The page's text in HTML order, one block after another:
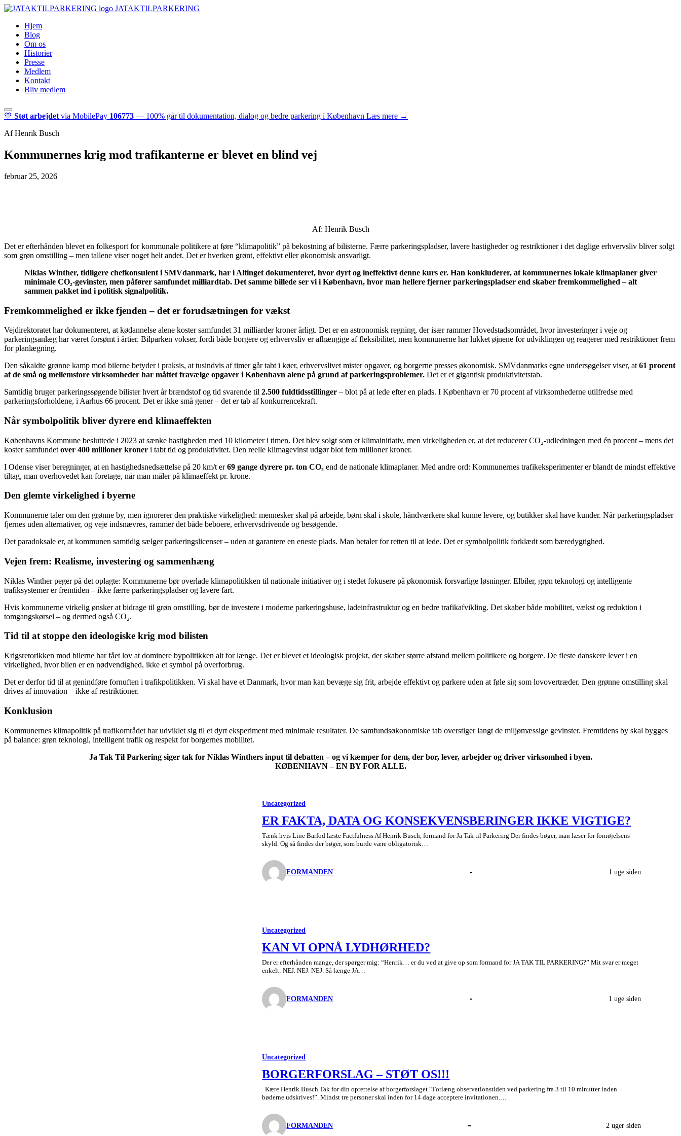
JATAKTILPARKERING
Hjem
Blog
Om os
Historier
Presse
Medlem
Kontakt
Bliv medlem
💙 Støt arbejdet via MobilePay 106773 — 100% går til dokumentation, dialog og bedre parkering i København Læs mere →
Af Henrik Busch
Kommunernes krig mod trafikanterne er blevet en blind vej
februar 25, 2026
Af: Henrik Busch
Det er efterhånden blevet en folkesport for kommunale politikere at føre “klimapolitik” på bekostning af bilisterne. Færre parkeringspladser, lavere hastigheder og restriktioner i det daglige erhvervsliv bliver solgt
som grøn omstilling – men tallene viser noget helt andet. Det er hverken grønt, effektivt eller økonomisk ansvarligt.
Niklas Winther, tidligere chefkonsulent i SMVdanmark, har i Altinget dokumenteret, hvor dyrt og ineffektivt denne kurs er. Han konkluderer, at kommunernes lokale klimaplaner giver
minimale CO₂-gevinster, men påfører samfundet milliardtab. Det samme billede ser vi i København, hvor man hellere fjerner parkeringspladser end skaber fremkommelighed – alt
sammen pakket ind i politisk signalpolitik.
Fremkommelighed er ikke fjenden – det er forudsætningen for vækst
Vejdirektoratet har dokumenteret, at kødannelse alene koster samfundet 31 milliarder kroner årligt. Det er en astronomisk regning, der især rammer Hovedstadsområdet, hvor investeringer i veje og
parkeringsanlæg har været forsømt i årtier. Bilparken vokser, fordi både borgere og erhvervsliv er afhængige af fleksibilitet, men kommunerne har lukket øjnene for udviklingen og reagerer med restriktioner frem
for planlægning.
Den såkaldte grønne kamp mod bilerne betyder i praksis, at tusindvis af timer går tabt i køer, erhvervslivet mister opgaver, og borgerne presses økonomisk. SMVdanmarks egne undersøgelser viser, at 61 procent
af de små og mellemstore virksomheder har måttet fravælge opgaver i København alene på grund af parkeringsproblemer. Det er et gigantisk produktivitetstab.
Samtidig bruger parkeringssøgende bilister hvert år brændstof og tid svarende til 2.500 fuldtidsstillinger – blot på at lede efter en plads. I København er 70 procent af virksomhederne utilfredse med
parkeringsforholdene, i Aarhus 66 procent. Det er ikke små gener – det er tab af konkurrencekraft.
Når symbolpolitik bliver dyrere end klimaeffekten
Københavns Kommune besluttede i 2023 at sænke hastigheden med 10 kilometer i timen. Det blev solgt som et klimainitiativ, men virkeligheden er, at det reducerer CO₂-udledningen med én procent – mens det
koster samfundet over 400 millioner kroner i tabt tid og produktivitet. Den reelle klimagevinst udgør blot fem millioner kroner.
I Odense viser beregninger, at en hastighedsnedsættelse på 20 km/t er69 gange dyrere pr. ton CO₂ end de nationale klimaplaner. Med andre ord: Kommunernes trafikeksperimenter er blandt de mindst effektive
tiltag, man overhovedet kan foretage, når man måler på klimaeffekt pr. krone.
Den glemte virkelighed i byerne
Kommunerne taler om den grønne by, men ignorerer den praktiske virkelighed: mennesker skal på arbejde, børn skal i skole, håndværkere skal kunne levere, og butikker skal have kunder. Når parkeringspladser
fjernes uden alternativer, og veje indsnævres, rammer det både beboere, erhvervsdrivende og besøgende.
Det paradoksale er, at kommunen samtidig sælger parkeringslicenser – uden at garantere en eneste plads. Man betaler for retten til at lede. Det er symbolpolitik forklædt som bæredygtighed.
Vejen frem: Realisme, investering og sammenhæng
Niklas Winther peger på det oplagte: Kommunerne bør overlade klimapolitikken til nationale initiativer og i stedet fokusere på økonomisk forsvarlige løsninger. Elbiler, grøn teknologi og intelligente
trafiksystemer er fremtiden – ikke færre parkeringspladser og lavere fart.
Hvis kommunerne virkelig ønsker at bidrage til grøn omstilling, bør de investere i moderne parkeringshuse, ladeinfrastruktur og en bedre trafikafvikling. Det skaber både mobilitet, vækst og reduktion i
tomgangskørsel – og dermed også CO₂.
Tid til at stoppe den ideologiske krig mod bilisten
Krigsretorikken mod bilerne har fået lov at dominere bypolitikken alt for længe. Det er blevet et ideologisk projekt, der skaber større afstand mellem politikere og borgere. De fleste danskere lever i en
virkelighed, hvor bilen er en nødvendighed, ikke et symbol på overforbrug.
Det er derfor tid til at genindføre fornuften i trafikpolitikken. Vi skal have et Danmark, hvor man kan bevæge sig frit, arbejde effektivt og parkere uden at føle sig som lovovertræder. Den grønne omstilling skal
drives af innovation – ikke af restriktioner.
Konklusion
Kommunernes klimapolitik på trafikområdet har udviklet sig til et dyrt eksperiment med minimale resultater. De samfundsøkonomiske tab overstiger langt de miljømæssige gevinster. Fremtidens by skal bygges
på balance: grøn teknologi, intelligent trafik og respekt for borgernes mobilitet.
Ja Tak Til Parkering siger tak for Niklas Winthers input til debatten – og vi kæmper for dem, der bor, lever, arbejder og driver virksomhed i byen.
KØBENHAVN – EN BY FOR ALLE.
Uncategorized
ER FAKTA, DATA OG KONSEKVENSBERINGER IKKE VIGTIGE?
Tænk hvis Line Barfod læste Factfulness Af Henrik Busch, formand for Ja Tak til Parkering Der findes bøger, man læser for fornøjelsens
skyld. Og så findes der bøger, som burde være obligatorisk…
FORMANDEN 1 uge siden
Uncategorized
KAN VI OPNÅ LYDHØRHED?
Der er efterhånden mange, der spørger mig: “Henrik… er du ved at give op som formand for JA TAK TIL PARKERING?” Mit svar er meget
enkelt: NEJ. NEJ. NEJ. Så længe JA…
FORMANDEN 1 uge siden
Uncategorized
BORGERFORSLAG – STØT OS!!!
Kære Henrik Busch Tak for din oprettelse af borgerforslaget “Forlæng observationstiden ved parkering fra 3 til 10 minutter inden
bøderne udskrives!”. Mindst tre personer skal inden for 14 dage acceptere invitationen.…
FORMANDEN 2 uger siden